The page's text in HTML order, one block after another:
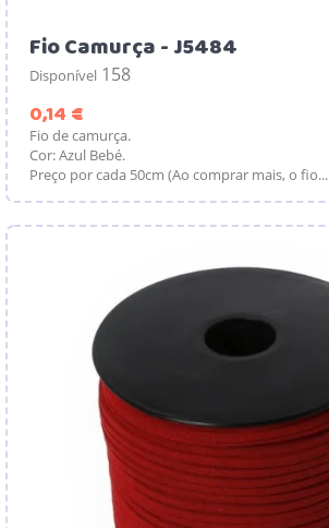
Fio Camurça - J5484
Disponível 158
0,14 €
Fio de camurça.
Cor: Azul Bebé.
Preço por cada 50cm (Ao comprar mais, o fio...